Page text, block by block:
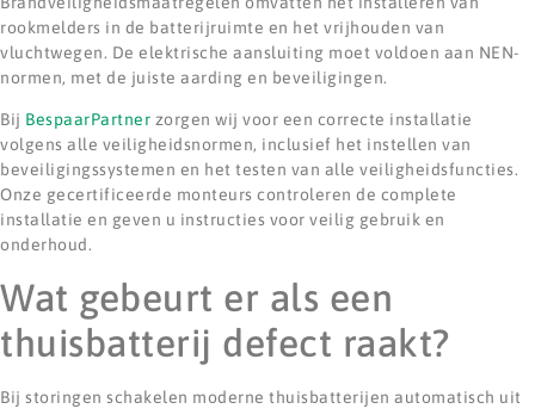
rookmelders in de batterijruimte en het vrijhouden van
vluchtwegen. De elektrische aansluiting moet voldoen aan NEN-
normen, met de juiste aarding en beveiligingen.
Bij BespaarPartner zorgen wij voor een correcte installatie
volgens alle veiligheidsnormen, inclusief het instellen van
beveiligingssystemen en het testen van alle veiligheidsfuncties.
Onze gecertificeerde monteurs controleren de complete
installatie en geven u instructies voor veilig gebruik en
onderhoud.
Wat gebeurt er als een
thuisbatterij defect raakt?
Bij storingen schakelen moderne thuisbatterijen automatisch uit